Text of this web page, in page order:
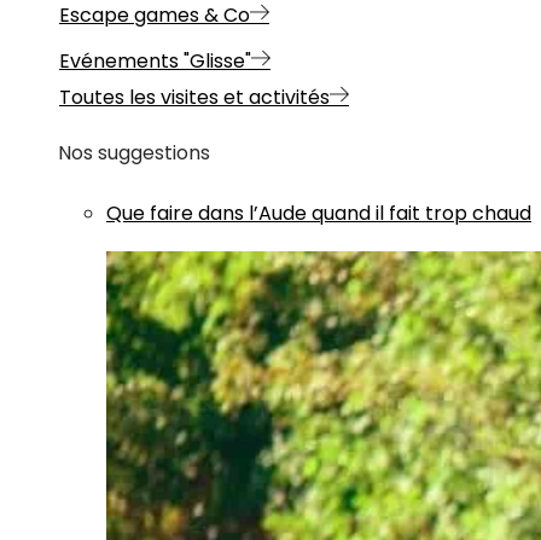
Escape games & Co
Evénements "Glisse"
Toutes les visites et activités
Nos suggestions
Que faire dans l’Aude quand il fait trop chaud